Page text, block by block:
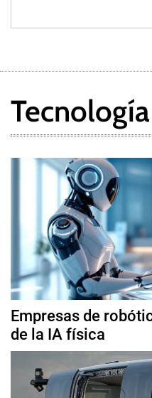
Tecnología
Empresas de
de la IA física